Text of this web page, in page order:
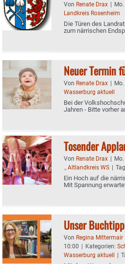
Von Renate Drax |
Landkreis Rosenheim
Die Türen des
zum närrischen
Neuer Termin
Von Renate Drax |
Wasserburg aktuell
Bei der
Jahren - Bitte vorher
Tosender
Von Renate Drax |
., Altlandkreis WS |
Ein Hoch auf die
Mit Spannung
Unser
Von Regina Mittermair
10:00 | Kategorien:
Wasserburg aktuell |